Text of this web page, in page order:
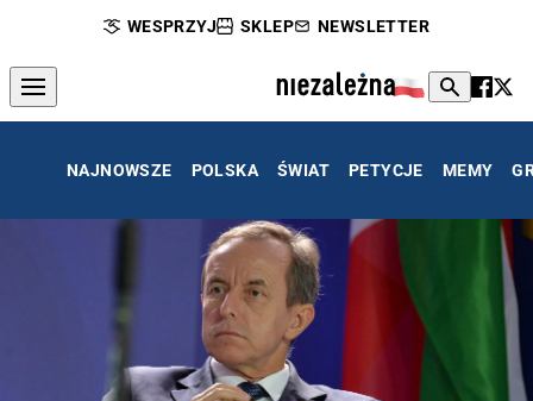
WESPRZYJ SKLEP NEWSLETTER
NAJNOWSZE POLSKA ŚWIAT PETYCJE MEMY